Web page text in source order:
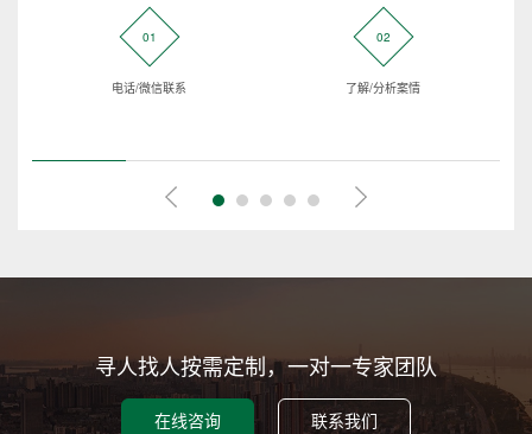
01
电话/微信联系
02
了解/分析案情
寻人找人按需定制，一对一专家团队
在线咨询 联系我们